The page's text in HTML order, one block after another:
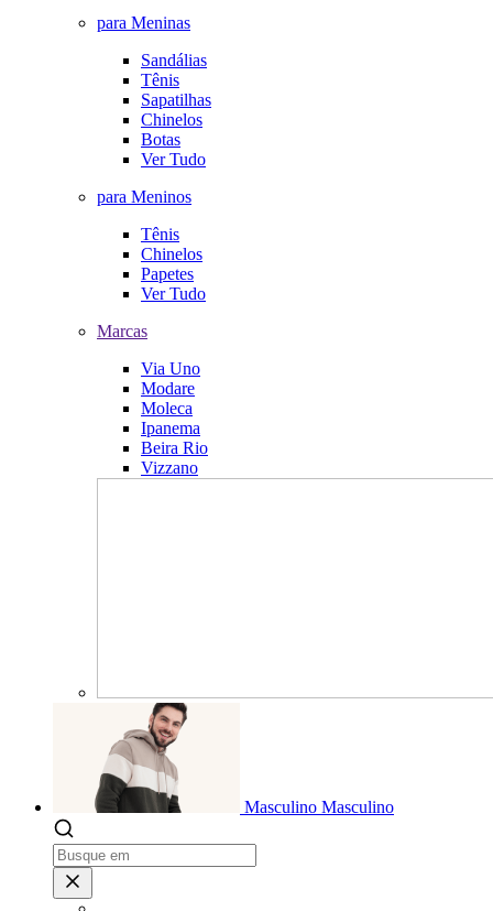
para Meninas
Sandálias
Tênis
Sapatilhas
Chinelos
Botas
Ver Tudo
para Meninos
Tênis
Chinelos
Papetes
Ver Tudo
Marcas
Via Uno
Modare
Moleca
Ipanema
Beira Rio
Vizzano
Masculino Masculino